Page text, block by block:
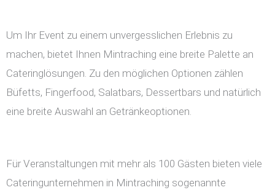
Um Ihr Event zu einem unvergesslichen Erlebnis zu
machen, bietet Ihnen Mintraching eine breite Palette an
Cateringlösungen. Zu den möglichen Optionen zählen
Büfetts, Fingerfood, Salatbars, Dessertbars und natürlich
eine breite Auswahl an Getränkeoptionen.
Für Veranstaltungen mit mehr als 100 Gästen bieten viele
Cateringunternehmen in Mintraching sogenannte